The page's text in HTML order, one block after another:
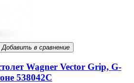
Добавить в сравнение
Wagner Vector Grip, G-
538042C